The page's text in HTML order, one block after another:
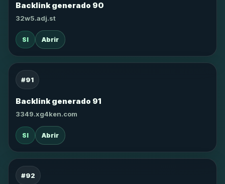
Backlink generado 90
32w5.adj.st
SI Abrir
#91
Backlink generado 91
3349.xg4ken.com
SI Abrir
#92